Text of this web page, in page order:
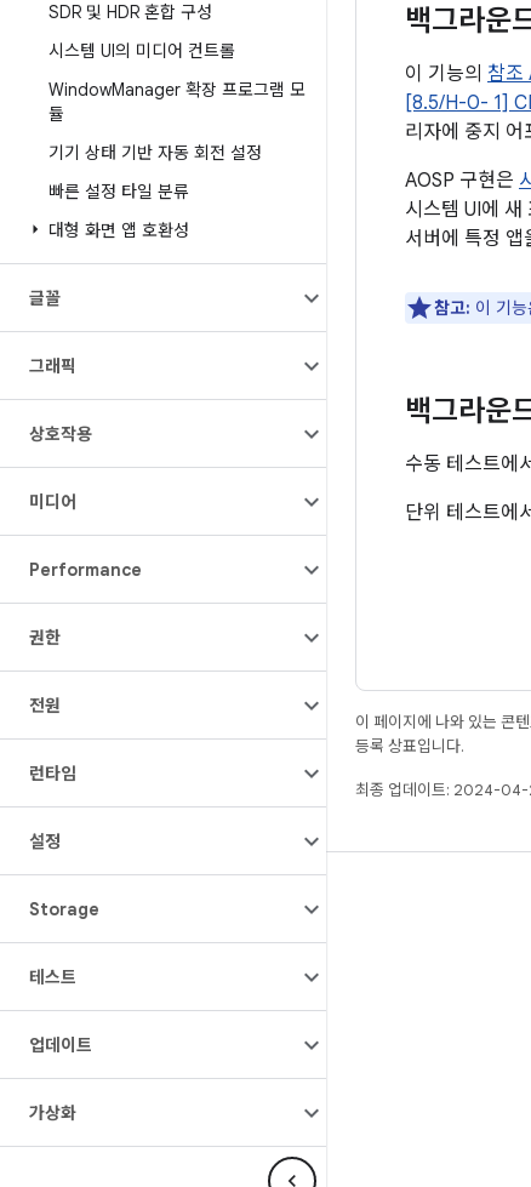
SDR 및 HDR 혼합 구성
시스템 UI의 미디어 컨트롤
WindowManager 확장 프로그램 모
듈
기기 상태 기반 자동 회전 설정
빠른 설정 타일 분류
대형 화면 앱 호환성
글꼴
그래픽
상호작용
미디어
Performance
권한
전원
런타임
설정
Storage
테스트
업데이트
가상화
백그라운
이 기능의 참조
[8.5/H-0- 1]
리자에 중지 어
AOSP 구현은
시스템 UI에 새
서버에 특정 앱
참고: 이 기
백그라운
수동 테스트에
단위 테스트에
이 페이지에 나와 있는 콘
등록 상표입니다.
최종 업데이트: 2024-
요구사항
다운로드
바이너리 미리보기
드라이버 바이너리